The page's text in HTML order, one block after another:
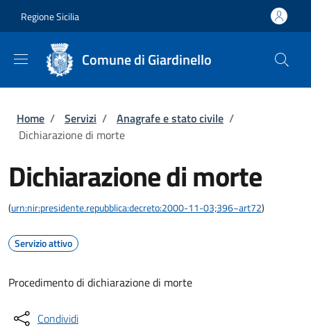
Regione Sicilia
Comune di Giardinello
Briciole di pane
Home / Servizi / Anagrafe e stato civile /
Dichiarazione di morte
Dichiarazione di morte
(urn:nir:presidente.repubblica:decreto:2000-11-03;396~art72)
Servizio attivo
Procedimento di dichiarazione di morte
Condividi